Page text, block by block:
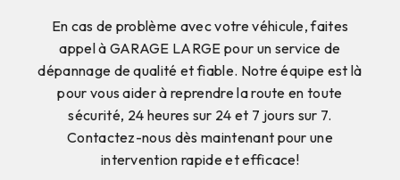
En cas de problème avec votre véhicule, faites
appel à GARAGE LARGE pour un service de
dépannage de qualité et fiable. Notre équipe est là
pour vous aider à reprendre la route en toute
sécurité, 24 heures sur 24 et 7 jours sur 7.
Contactez-nous dès maintenant pour une
intervention rapide et efficace!